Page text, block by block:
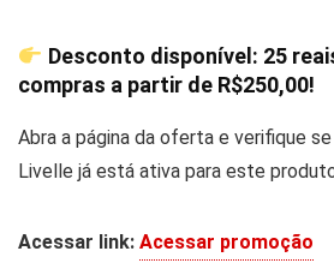
Desconto disponível: 25
compras a partir de R$250,00!
Abra a página da oferta e verifique
Livelle já está ativa para este
Acessar link: Acessar promoção